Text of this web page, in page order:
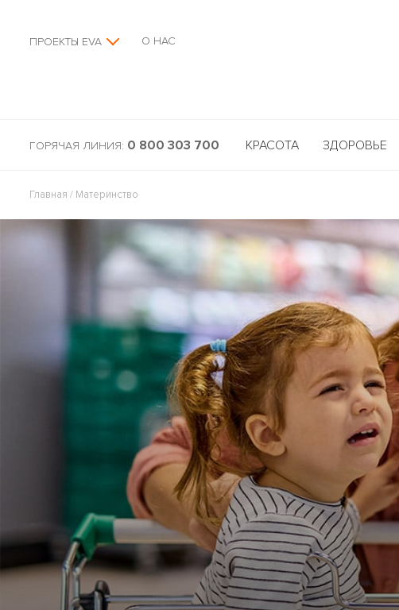
ПРОЕКТЫ EVA О НАС
ГОРЯЧАЯ ЛИНИЯ: 0 800 303 700 КРАСОТА ЗДОРОВЬЕ
Главная / Материнство